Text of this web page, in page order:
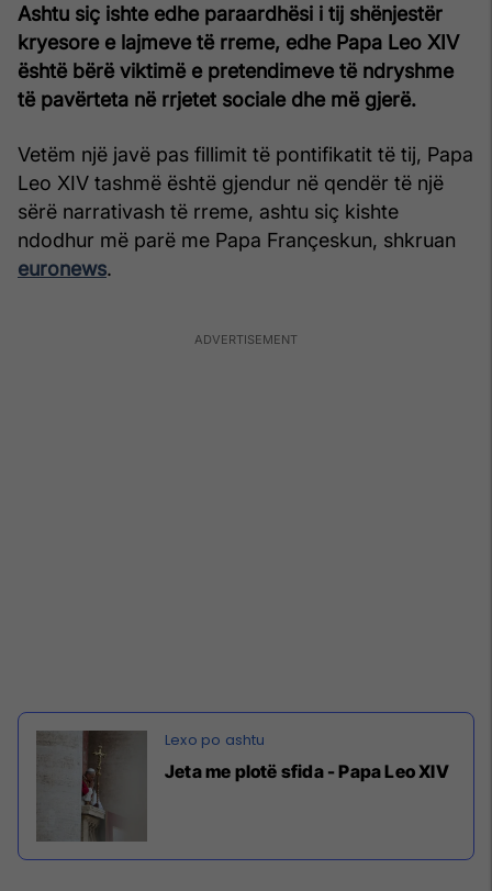
Ashtu siç ishte edhe paraardhësi i tij shënjestër
kryesore e lajmeve të rreme, edhe Papa Leo XIV
është bërë viktimë e pretendimeve të ndryshme
të pavërteta në rrjetet sociale dhe më gjerë.
Vetëm një javë pas fillimit të pontifikatit të tij, Papa
Leo XIV tashmë është gjendur në qendër të një
sërë narrativash të rreme, ashtu siç kishte
ndodhur më parë me Papa Françeskun, shkruan
euronews.
Jeta me plotë sfida - Papa Leo XIV